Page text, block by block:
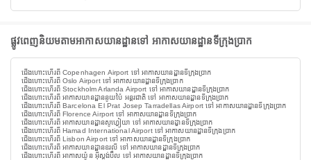
ផ្លូវពេញនិយមតាមអាកាសយានដ្ឋានទៅ អាកាសយានដ្ឋានទីក្រុងប្រាក
ជើងហោះហើរពី Copenhagen Airport ទៅ អាកាសយានដ្ឋានទីក្រុងប្រាក
ជើងហោះហើរពី Oslo Airport ទៅ អាកាសយានដ្ឋានទីក្រុងប្រាក
ជើងហោះហើរពី Stockholm Arlanda Airport ទៅ អាកាសយានដ្ឋានទីក្រុងប្រាក
ជើងហោះហើរពី អាកាសយានដ្ឋាននូយប៉ៃ អន្តរជាតិ ទៅ អាកាសយានដ្ឋានទីក្រុងប្រាក
ជើងហោះហើរពី Barcelona El Prat Josep Tarradellas Airport ទៅ អាកាសយានដ្ឋានទីក្រុងប្រាក
ជើងហោះហើរពី Florence Airport ទៅ អាកាសយានដ្ឋានទីក្រុងប្រាក
ជើងហោះហើរពី អាកាសយានដ្ឋានសូហ្វៀយា ទៅ អាកាសយានដ្ឋានទីក្រុងប្រាក
ជើងហោះហើរពី Hamad International Airport ទៅ អាកាសយានដ្ឋានទីក្រុងប្រាក
ជើងហោះហើរពី Lisbon Airport ទៅ អាកាសយានដ្ឋានទីក្រុងប្រាក
ជើងហោះហើរពី អាកាសយានដ្ឋានឧរលី ទៅ អាកាសយានដ្ឋានទីក្រុងប្រាក
ជើងហោះហើរពី អាកាសយ៉ូន អ៊ីស្តង់ប៊ឺល ទៅ អាកាសយានដ្ឋានទីក្រុងប្រាក